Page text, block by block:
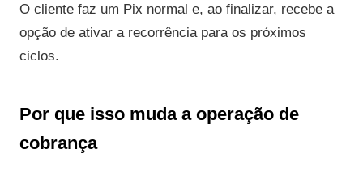
O cliente faz um Pix normal e, ao finalizar, recebe a
opção de ativar a recorrência para os próximos
ciclos.
Por que isso muda a operação de
cobrança